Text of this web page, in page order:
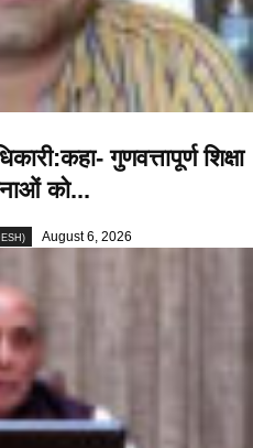
गुणवत्तापूर्ण शिक्षा
को...
August 6, 2026